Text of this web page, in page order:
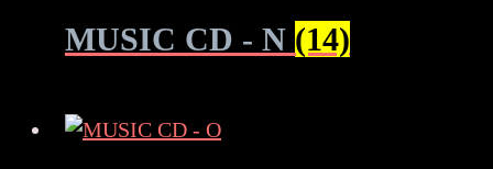
MUSIC CD - N (14)